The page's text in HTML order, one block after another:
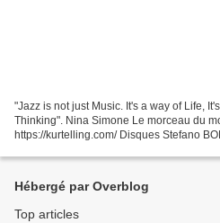
"Jazz is not just Music. It's a way of Life,
Thinking". Nina Simone Le morceau du
https://kurtelling.com/ Disques Stefano
Hébergé par Overblog
Top articles